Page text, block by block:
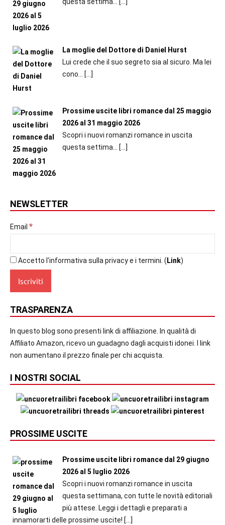
La moglie del Dottore di Daniel Hurst
Lui crede che il suo segreto sia al sicuro. Ma lei
cono... […]
Prossime uscite libri romance dal 25 maggio
2026 al 31 maggio 2026
Scopri i nuovi romanzi romance in uscita
questa settima...
[…]
NEWSLETTER
Email *
Accetto l'informativa sulla privacy e i termini. ( Link)
TRASPARENZA
In questo blog sono presenti link di affiliazione. In qualità di
Affiliato Amazon, ricevo un guadagno dagli acquisti idonei. I link
non aumentano il prezzo finale per chi acquista.
I NOSTRI SOCIAL
PROSSIME USCITE
Prossime uscite libri romance dal 29 giugno
2026 al 5 luglio 2026
Scopri i nuovi romanzi romance in uscita
questa settimana, con tutte le novità editoriali
più attese. Leggi i dettagli e preparati a
innamorarti delle prossime uscite! […]